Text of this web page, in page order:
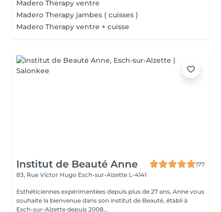
Madero Therapy ventre
Madero Therapy jambes ( cuisses )
Madero Therapy ventre + cuisse
Institut de Beauté Anne
177
83, Rue Victor Hugo Esch-sur-Alzette L-4141
Esthéticiennes expérimentées depuis plus de 27 ans, Anne vous
souhaite la bienvenue dans son institut de Beauté, établi à
Esch-sur-Alzette depuis 2008...